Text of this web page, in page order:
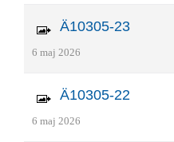
Ä10305-23
6 maj 2026
Ä10305-22
6 maj 2026